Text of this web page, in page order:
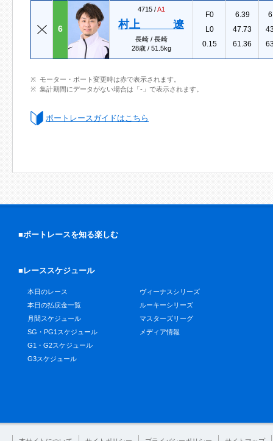
6
4715 /A1
村上 遼
長崎 / 長崎
28歳 / 51.5kg
F0
L0
0.15
6.39
47.73
61.36
モーター・ボート変更時は赤で表示されます。
集計期間にデータがない場合は「-」で表示されます。
ボートレースガイドはこちら
■ボートレースを知る楽しむ
■レーススケジュール
本日のレース
本日の払戻金一覧
月間スケジュール
SG・PG1スケジュール
G1・G2スケジュール
G3スケジュール
ヴィーナスシリーズ
ルーキーシリーズ
マスターズリーグ
メディア情報